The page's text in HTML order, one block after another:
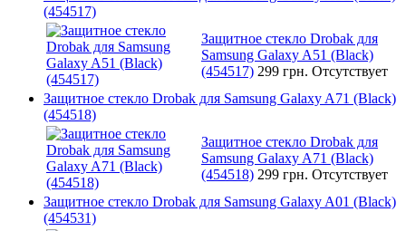
(454517)
Защитное стекло Drobak для
Samsung Galaxy A51 (Black)
(454517) 299 грн. Отсутствует
Защитное стекло Drobak для Samsung Galaxy A71 (Black)
(454518)
Защитное стекло Drobak для
Samsung Galaxy A71 (Black)
(454518) 299 грн. Отсутствует
Защитное стекло Drobak для Samsung Galaxy A01 (Black)
(454531)